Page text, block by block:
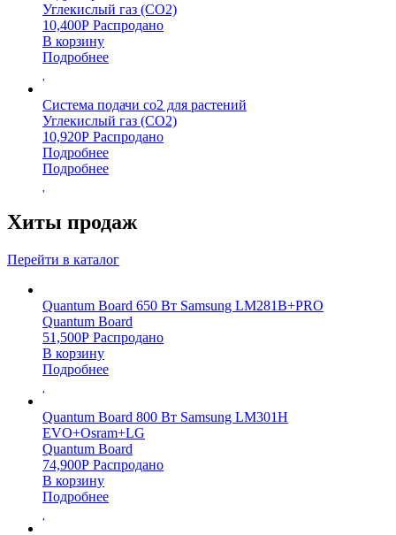
Углекислый газ (CO2)
10,400Р Распродано
В корзину
Подробнее
Система подачи со2 для растений
Углекислый газ (CO2)
10,920Р Распродано
Подробнее
Подробнее
Хиты продаж
Перейти в каталог
Quantum Board 650 Вт Samsung LM281B+PRO
Quantum Board
51,500Р Распродано
В корзину
Подробнее
Quantum Board 800 Вт Samsung LM301H
EVO+Osram+LG
Quantum Board
74,900Р Распродано
В корзину
Подробнее